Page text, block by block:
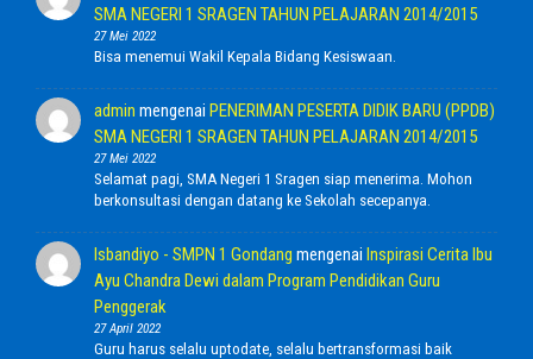
SMA NEGERI 1 SRAGEN TAHUN PELAJARAN 2014/2015
27 Mei 2022
Bisa menemui Wakil Kepala Bidang Kesiswaan.
admin mengenai PENERIMAN PESERTA DIDIK BARU (PPDB)
SMA NEGERI 1 SRAGEN TAHUN PELAJARAN 2014/2015
27 Mei 2022
Selamat pagi, SMA Negeri 1 Sragen siap menerima. Mohon
berkonsultasi dengan datang ke Sekolah secepanya.
Isbandiyo - SMPN 1 Gondang mengenai Inspirasi Cerita Ibu
Ayu Chandra Dewi dalam Program Pendidikan Guru
Penggerak
27 April 2022
Guru harus selalu uptodate, selalu bertransformasi baik